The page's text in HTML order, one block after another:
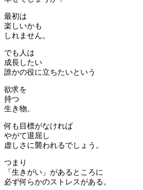
最初は
楽しいかも
しれません。
でも人は
成長したい
誰かの役に立ちたいという
欲求を
持つ
生き物。
何も目標がなければ
やがて退屈し
虚しさに襲われるでしょう。
つまり
「生きがい」があるところに
必ず何らかのストレスがある。